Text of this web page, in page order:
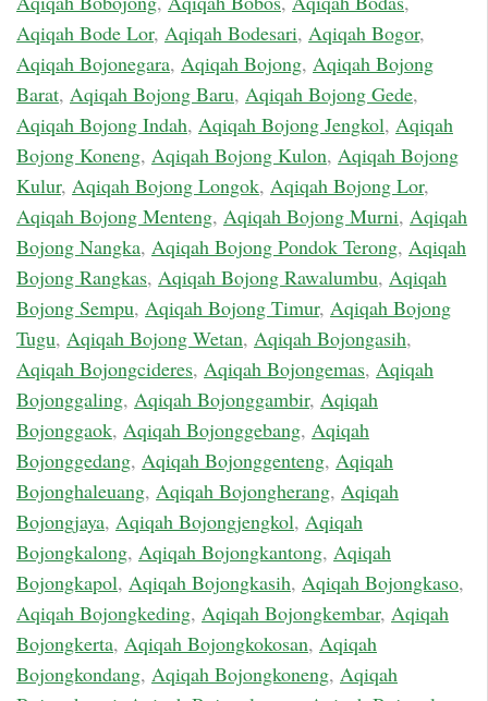
Aqiqah Bode Lor, Aqiqah Bodesari, Aqiqah Bogor,
Aqiqah Bojonegara, Aqiqah Bojong, Aqiqah Bojong
Barat, Aqiqah Bojong Baru, Aqiqah Bojong Gede,
Aqiqah Bojong Indah, Aqiqah Bojong Jengkol, Aqiqah
Bojong Koneng, Aqiqah Bojong Kulon, Aqiqah Bojong
Kulur, Aqiqah Bojong Longok, Aqiqah Bojong Lor,
Aqiqah Bojong Menteng, Aqiqah Bojong Murni, Aqiqah
Bojong Nangka, Aqiqah Bojong Pondok Terong, Aqiqah
Bojong Rangkas, Aqiqah Bojong Rawalumbu, Aqiqah
Bojong Sempu, Aqiqah Bojong Timur, Aqiqah Bojong
Tugu, Aqiqah Bojong Wetan, Aqiqah Bojongasih,
Aqiqah Bojongcideres, Aqiqah Bojongemas, Aqiqah
Bojonggaling, Aqiqah Bojonggambir, Aqiqah
Bojonggaok, Aqiqah Bojonggebang, Aqiqah
Bojonggedang, Aqiqah Bojonggenteng, Aqiqah
Bojonghaleuang, Aqiqah Bojongherang, Aqiqah
Bojongjaya, Aqiqah Bojongjengkol, Aqiqah
Bojongkalong, Aqiqah Bojongkantong, Aqiqah
Bojongkapol, Aqiqah Bojongkasih, Aqiqah Bojongkaso,
Aqiqah Bojongkeding, Aqiqah Bojongkembar, Aqiqah
Bojongkerta, Aqiqah Bojongkokosan, Aqiqah
Bojongkondang, Aqiqah Bojongkoneng, Aqiqah